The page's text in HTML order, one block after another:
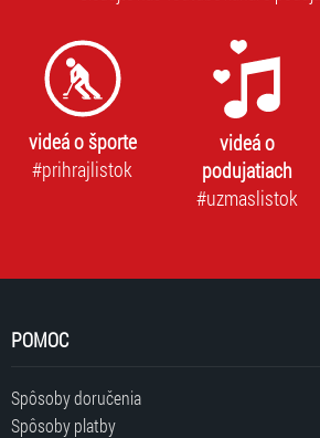
videá o športe
#prihrajlistok
videá o
podujatiach
#uzmaslistok
POMOC
Spôsoby doručenia
Spôsoby platby